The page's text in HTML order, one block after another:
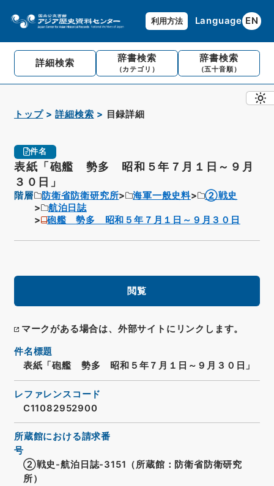
利用方法 Language EN
詳細検索 辞書検索
（カテゴリ）
辞書検索
（五十音順）
トップ 詳細検索 目録詳細
件名
表紙「砲艦 勢多 昭和５年７月１日～９月
３０日」
階層 防衛省防衛研究所 海軍一般史料
②戦史
航泊日誌
砲艦 勢多 昭和５年７月１日～９月３０日
閲覧
マークがある場合は、外部サイトにリンクします。
件名標題
表紙「砲艦 勢多 昭和５年７月１日～９月３０日」
レファレンスコード
C11082952900
所蔵館における請求番
号
②戦史-航泊日誌-3151（所蔵館：防衛省防衛研究
所）